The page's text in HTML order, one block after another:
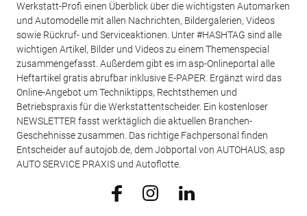
Werkstatt-Profi einen Überblick über die wichtigsten Automarken
und Automodelle mit allen Nachrichten, Bildergalerien, Videos
sowie Rückruf- und Serviceaktionen. Unter #HASHTAG sind alle
wichtigen Artikel, Bilder und Videos zu einem Themenspecial
zusammengefasst. Außerdem gibt es im asp-Onlineportal alle
Heftartikel gratis abrufbar inklusive E-PAPER. Ergänzt wird das
Online-Angebot um Techniktipps, Rechtsthemen und
Betriebspraxis für die Werkstattentscheider. Ein kostenloser
NEWSLETTER fasst werktäglich die aktuellen Branchen-
Geschehnisse zusammen. Das richtige Fachpersonal finden
Entscheider auf autojob.de, dem Jobportal von AUTOHAUS, asp
AUTO SERVICE PRAXIS und Autoflotte.